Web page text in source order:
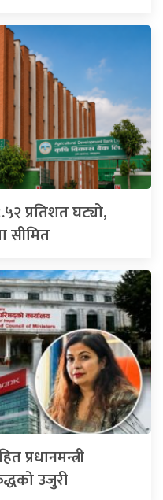
प्रतिशत घट्यो,
सीमित
प्रधानमन्त्री
उजुरी